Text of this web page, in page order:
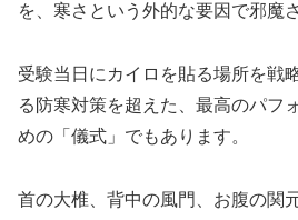
を、寒さという外的な要因で邪魔
受験当日にカイロを貼る場所を戦
る防寒対策を超えた、最高のパフ
めの「儀式」でもあります。
首の大椎、背中の風門、お腹の関